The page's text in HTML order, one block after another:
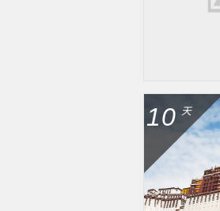
10 天